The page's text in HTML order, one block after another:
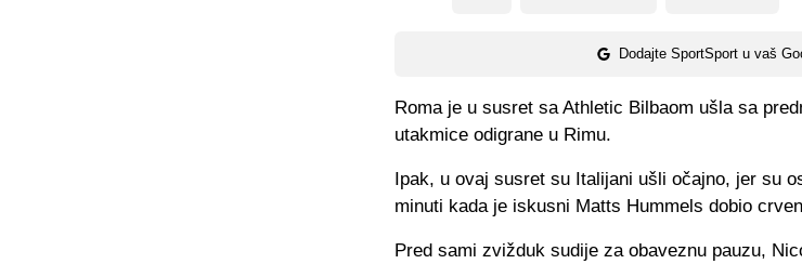
Dodajte SportSport u vaš
Roma je u susret sa Athletic Bilbaom ušla sa
utakmice odigrane u Rimu.
Ipak, u ovaj susret su Italijani ušli očajno, jer su
minuti kada je iskusni Matts Hummels dobio
Pred sami zvižduk sudije za obaveznu pauzu,